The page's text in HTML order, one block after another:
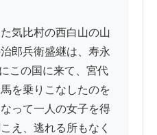
気比村の西白山の山
郎兵衛盛継は、寿永
この国に来て、宮代
を乗りこなしたのを
って一人の女子を得
え、逃れる所もなく